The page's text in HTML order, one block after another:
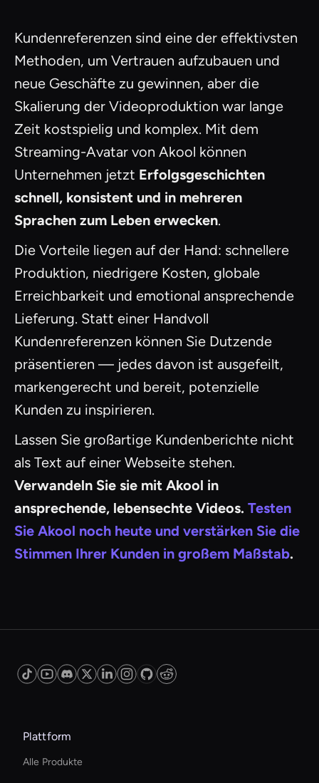
Kundenreferenzen sind eine der effektivsten
Methoden, um Vertrauen aufzubauen und
neue Geschäfte zu gewinnen, aber die
Skalierung der Videoproduktion war lange
Zeit kostspielig und komplex. Mit dem
Streaming-Avatar von Akool können
Unternehmen jetzt Erfolgsgeschichten
schnell, konsistent und in mehreren
Sprachen zum Leben erwecken.
Die Vorteile liegen auf der Hand: schnellere
Produktion, niedrigere Kosten, globale
Erreichbarkeit und emotional ansprechende
Lieferung. Statt einer Handvoll
Kundenreferenzen können Sie Dutzende
präsentieren — jedes davon ist ausgefeilt,
markengerecht und bereit, potenzielle
Kunden zu inspirieren.
Lassen Sie großartige Kundenberichte nicht
als Text auf einer Webseite stehen.
Verwandeln Sie sie mit Akool in
ansprechende, lebensechte Videos. Testen
Sie Akool noch heute und verstärken Sie die
Stimmen Ihrer Kunden in großem Maßstab.
Plattform
Alle Produkte